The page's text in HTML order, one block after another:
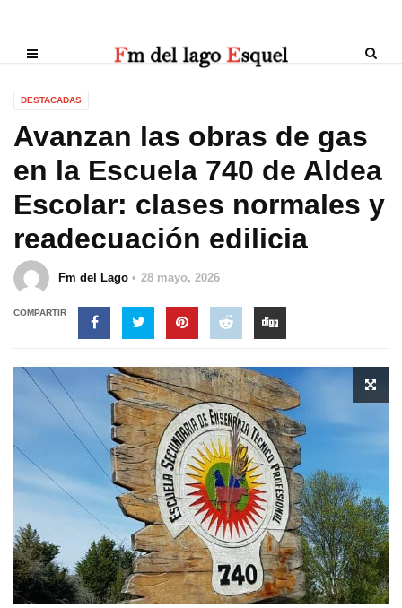
DESTACADAS
Avanzan las obras de gas
en la Escuela 740 de Aldea
Escolar: clases normales y
readecuación edilicia
Fm del Lago 28 mayo, 2026
COMPARTIR